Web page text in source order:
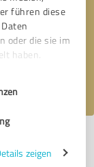
führen diese
oder die sie im
haben.
zeigen
Angaben